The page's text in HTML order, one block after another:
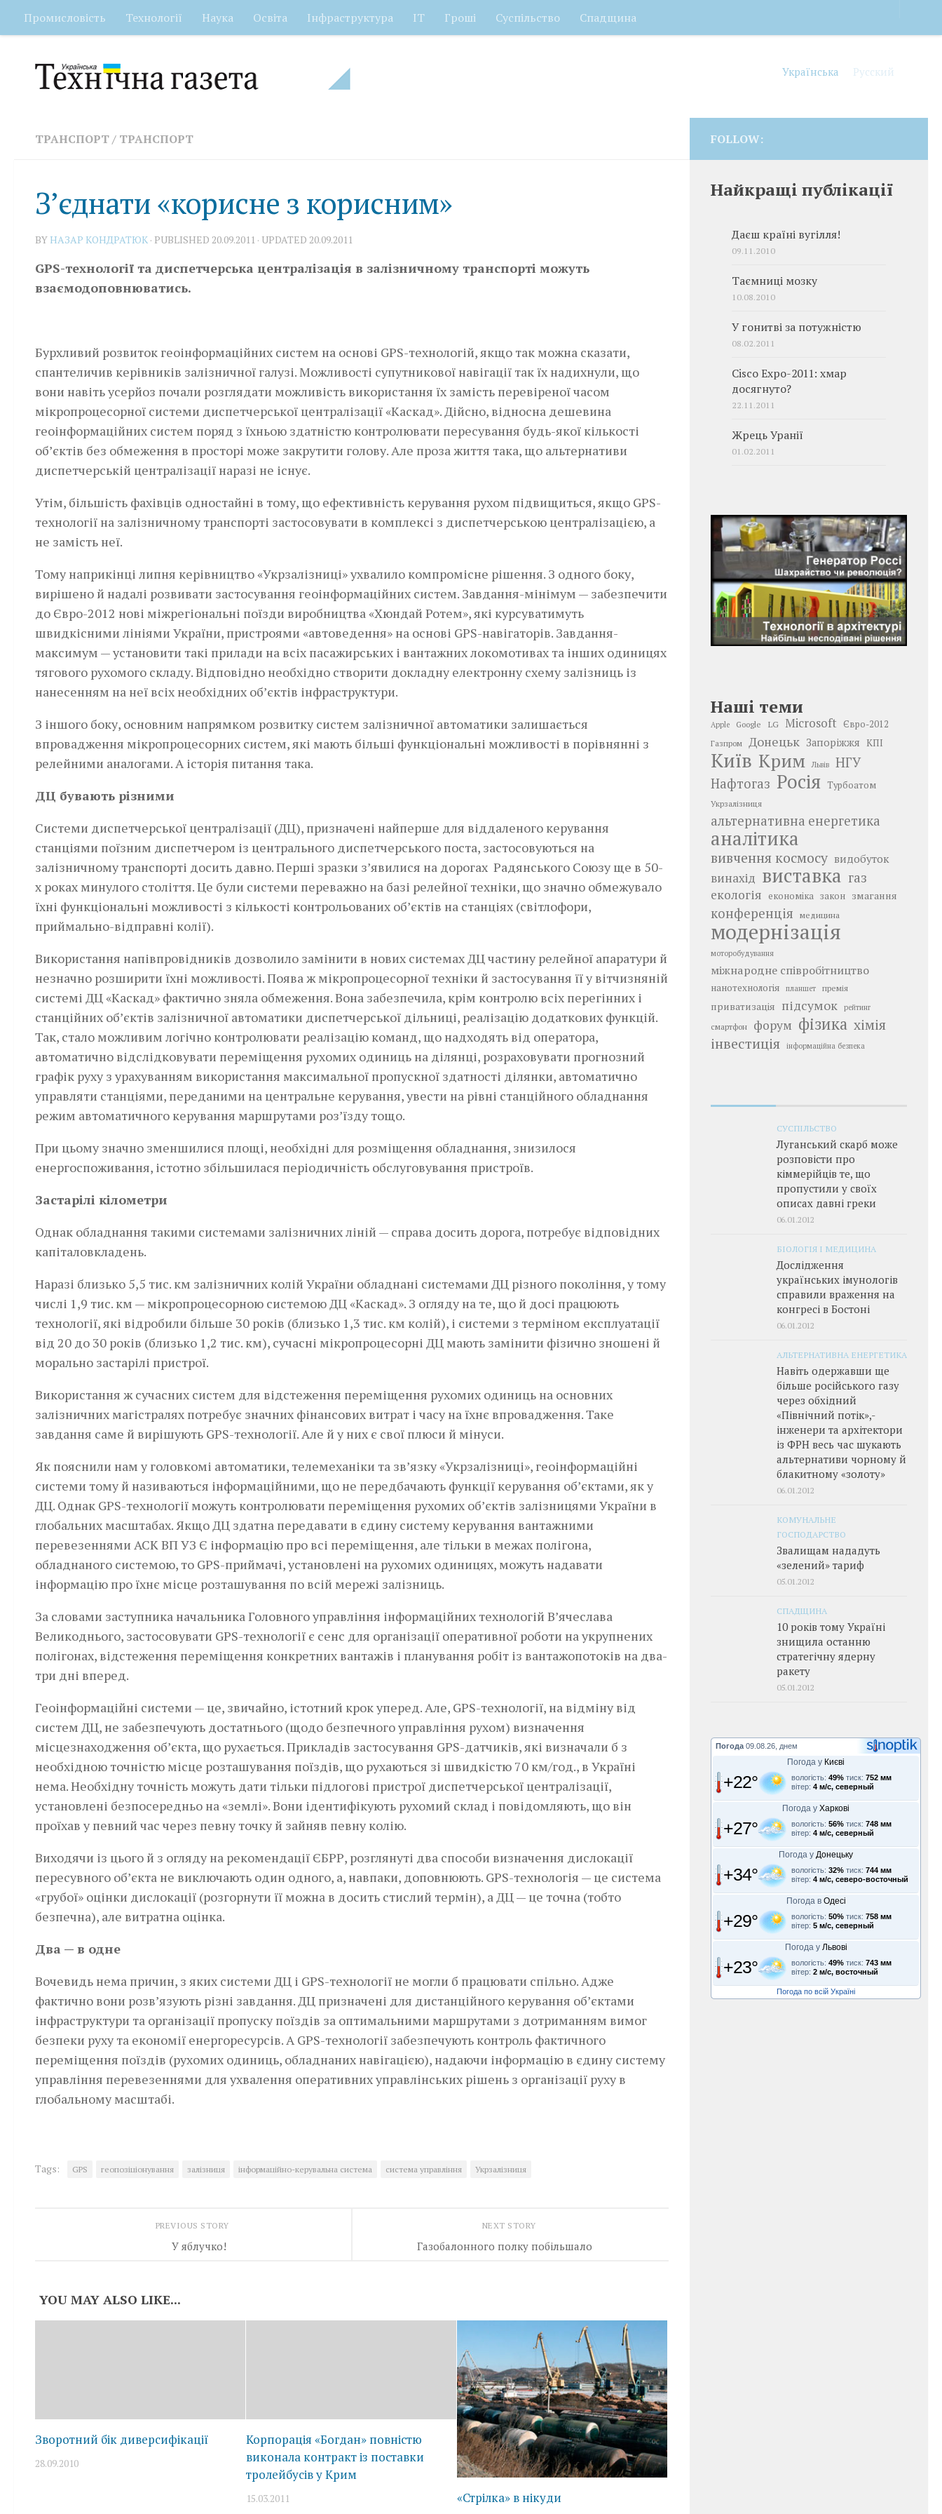
Skip to content
Промисловість Технології Наука Освіта Інфраструктура ІТ Гроші Суспільство Спадщина
Українська Русский
ТРАНСПОРТ/ ТРАНСПОРТ
З’єднати «корисне з корисним»
BY НАЗАР КОНДРАТЮК · PUBLISHED 20.09.2011 · UPDATED 20.09.2011
GPS-технології та диспетчерська централізація в залізничному транспорті можуть
взаємодоповнюватись.
Бурхливий розвиток геоінформаційних систем на основі GPS-технологій, якщо так можна сказати,
спантеличив керівників залізничної галузі. Можливості супутникової навігації так їх надихнули, що
вони навіть усерйоз почали розглядати можливість використання їх замість перевіреної часом
мікропроцесорної системи диспетчерської централізації «Каскад». Дійсно, відносна дешевина
геоінформаційних систем поряд з їхньою здатністю контро­­лювати пересування будь-якої кількості
об’єктів без обмеження в просторі може закрутити голову. Але проза життя така, що альтернативи
диспетчерській централізації наразі не існує.
Утім, більшість фахівців одностайні в тому, що ефективність керування рухом підвищиться, якщо GPS-
технології на залізничному транспорті застосовувати в комплексі з диспетчерською централізацією,­ а
не замість неї.
Тому наприкінці липня керівництво «Укр­залізниці» ухвалило компромісне рішення. З одного боку,
вирішено й надалі розвивати застосування геоінформаційних систем. Завдання-мінімум — забезпечити
до Євро-2012 нові міжрегіональні поїзди виробництва «Хюндай Ротем», які курсуватимуть
швидкісними лініями України, пристроями «автоведення» на основі GPS-навігаторів. Завдання-
максимум — установити такі прилади на всіх пасажирських і вантажних локомотивах та інших одиницях
тягового рухомого складу. Відповідно необхідно створити докладну електронну схему залізниць із
нанесенням на неї всіх необхідних об’єктів інфраструктури.
З іншого боку, основним напрямком розвитку систем залізничної автоматики залишається
впровадження мікропроцесорних систем, які мають більші функціональні можливості в порівнянні з
релейними аналогами. А історія питання така.
ДЦ бувають різними
Системи диспетчерської централізації (ДЦ), призначені найперше для віддаленого керування
станціями поїзним диспетчером із центрального диспетчерського поста, застосовуються на
залізничному транспорті досить давно. Перші зразки з’явилися на дорогах Радянського Союзу ще в 50-
х роках минулого століття. Це були системи переважно на базі релейної техніки, що значно обмежувало
їхні функціональні можливості з кількості контрольованих об’єктів на станціях (світлофори,
приймально-відправні колії).
Використання напівпровідників дозволило замінити в нових системах ДЦ частину релейної апаратури й
незначно розширити їхні можливості. Поява ж мікропроцесорної техніки й застосування її у вітчизняній
системі ДЦ «Каскад» фактично зняла обмеження. Вона забезпечила, крім контролю всіх перегінних і
станційних об’єктів залізничної автоматики диспетчерської дільниці, реалізацію додаткових функцій.
Так, стало можливим логічно контролювати реалізацію команд, що надходять від оператора,
автоматично відслідковувати переміщення рухомих одиниць на ділянці, розраховувати прогнозний
графік руху з урахуванням використання максимальної пропуск­ної здатності ділянки, автоматично
управляти станціями, переданими на центральне керування, увести на рівні станційного обладнання
режим автоматичного керування маршрутами роз’їзду тощо.
При цьому значно зменшилися площі, необхідні для розміщення обладнання, знизилося
енергоспоживання, істотно збільшилася періодичність обслуговування пристроїв.
Застарілі кілометри
Однак обладнання такими системами залізничних ліній — справа досить дорога, потребує відповідних
капіталовкладень.
Наразі близько 5,5 тис. км залізничних колій України обладнані системами ДЦ різного покоління, у тому
числі 1,9 тис. км — мікропроцесорною системою ДЦ «Каскад». З огляду на те, що й досі працюють
технології, які відробили більше 30 років (близько 1,3 тис. км колій), і системи з терміном експлуатації
від 20 до 30 років (близько 1,2 тис. км), сучасні мікропроцесорні ДЦ мають замінити фізично зношені й
морально застарілі пристрої.
Використання ж сучасних систем для відстеження переміщення рухомих одиниць на основних
залізничних магістралях потребує значних фінансових витрат і часу на їхнє впровадження. Таке
завдання саме й вирішують GPS-технології. Але й у них є свої плюси й мінуси.
Як пояснили нам у голов­комі автоматики, телемеханіки та зв’язку «Укрзалізниці», геоінформаційні
системи тому й називаються інформаційними, що не передбачають функції керування об’єктами, як у
ДЦ. Однак GPS-технології можуть контролювати переміщення рухомих об’єктів залізницями України в
глобальних масштабах. Якщо ДЦ здатна передавати в єдину систему керування вантажними
перевезеннями АСК ВП УЗ Є інформацію про всі переміщення, але тільки в межах полігона,
обладнаного системою, то GPS-приймачі, установлені на рухомих одиницях, можуть надавати
інформацію про їхнє місце розташування по всій мережі залізниць.
За словами заступника начальника Головного управління інформаційних технологій В’ячеслава
Великоднього, застосовувати GPS-технології є сенс для організації оперативної роботи на укрупнених
полігонах, відстеження переміщення конкретних вантажів і планування робіт із вантажопотоків на два-
три дні вперед.
Геоінформаційні системи­­ — це, звичайно, істотний крок уперед. Але, GPS-технології, на відміну від
систем ДЦ, не забезпечують достатнього (щодо безпечного управління рухом) визначення
місцезнаходження об’єкта, що рухається. Прикладів застосування GPS-датчиків, які визначали б з
необхідною точністю місце розташування поїздів, що рухаються зі швидкістю 70 км/год., в Україні
нема. Необхідну точність можуть дати тільки підлогові пристрої диспетчерської централізації,
установлені безпосередньо на «землі». Вони ідентифікують рухомий склад і повідомляють, що він
проїхав у певний час через певну точку й зайняв певну колію.­
Виходячи із цього й з огляду на рекомендації ЄБРР, розглянуті два способи визначення дислокації
пересувного об’єкта не виключають один одного, а, навпаки, доповнюють. GPS-технологія — це система
«грубої» оцінки дислокації (розгорнути її можна в досить стислий термін), а ДЦ — це точна (тобто
безпечна), але витратна оцінка.­
Два — в одне
Вочевидь нема причин, з яких системи ДЦ і GPS-технології не могли б працювати спільно. Адже
фактично вони розв’язують різні завдання. ДЦ призначені для дистанційного керування об’єктами
інфраструктури та організації пропуску поїздів за оптимальними маршрутами з дотриманням вимог
безпеки руху та економії енергоресурсів. А GPS-технології забезпечують контроль фактичного
переміщення поїздів (рухомих одиниць, обладнаних навігацією), надаючи інформацію в єдину систему
управління перевезеннями для ухвалення оперативних управлінських рішень з організації руху в
глобальному масштабі.
Tags: GPS геопозіціонування залізниця інформаційно-керувальна система система управління Укрзалізниця
NEXT STORY
Газобалонного полку побільшало
PREVIOUS STORY
У яблучко!
YOU MAY ALSO LIKE...
Зворотний бік диверсифікації
28.09.2010
Корпорація «Богдан» повністю
виконала контракт із поставки
тролейбусів у Крим
15.03.2011 «Стрілка» в нікуди
FOLLOW:
Найкращі публікації
Даєш країні вугілля!
09.11.2010
Таємниці мозку
10.08.2010
У гонитві за потужністю
08.02.2011
Cisco Expo-2011: хмар
досягнуто?
22.11.2011
Жрець Уранії
01.02.2011
Наші теми
Apple Google LG Microsoft Євро-2012
Газпром Донецьк Запоріжжя КПІ
Київ Крим Львів
НГУ
Нафтогаз Росія Турбоатом
Укрзалізниця
альтернативна енергетика
аналітика
вивчення космосу видобуток
винахід виставка газ
екологія економіка закон змагання
конференція медицина
модернізація
моторобудування
міжнародне співробітництво
нанотехнологія планшет премія
приватизація підсумок рейтинг
смартфон форум фізика хімія
інвестиція інформаційна безпека
СУСПІЛЬСТВО
Луганський скарб може
розповісти про
кіммерійців те, що
пропустили у своїх
описах давні греки
06.01.2012
БІОЛОГІЯ І МЕДИЦИНА
Дослідження
українських імунологів
справили враження на
конгресі в Бостоні
06.01.2012
АЛЬТЕРНАТИВНА ЕНЕРГЕТИКА
Навіть одержавши ще
більше російського газу
через обхідний
«Північний потік»,­
інженери та архітектори
із ФРН весь час шукають
альтернативи чорному й
блакитному «золоту»
06.01.2012
КОМУНАЛЬНЕ
ГОСПОДАРСТВО
Звалищам нададуть
«зелений» тариф
05.01.2012
СПАДЩИНА
10 років тому Україні
знищила останню
стратегічну ядерну
ракету
05.01.2012
Погода 09.08.26, днем
Погода у Києві
+22° вологість: 49% тиск: 752 мм
вітер: 4 м/с, северный
Погода у Харкові
+27° вологість: 56% тиск: 748 мм
вітер: 4 м/с, северный
Погода у Донецьку
+34° вологість: 32% тиск: 744 мм
вітер: 4 м/с, северо-восточный
Погода в Одесі
+29° вологість: 50% тиск: 758 мм
вітер: 5 м/с, северный
Погода у Львові
+23° вологість: 49% тиск: 743 мм
вітер: 2 м/с, восточный
Погода по всій Україні